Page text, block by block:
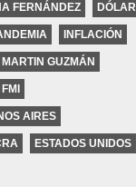
FERNÁNDEZ DÓLAR
INFLACIÓN
MARTIN GUZMÁN
FMI
AIRES
ESTADOS UNIDOS